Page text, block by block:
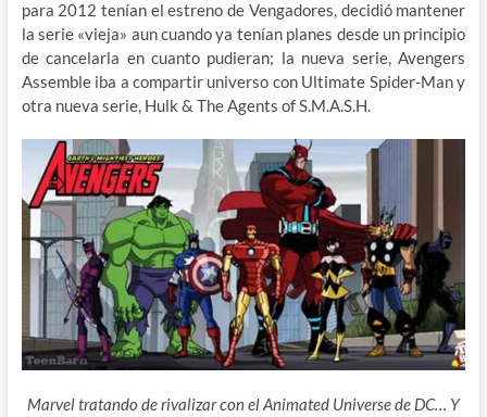
para 2012 tenían el estreno de Vengadores, decidió mantener
la serie «vieja» aun cuando ya tenían planes desde un principio
de cancelarla en cuanto pudieran; la nueva serie, Avengers
Assemble iba a compartir universo con Ultimate Spider-Man y
otra nueva serie, Hulk & The Agents of S.M.A.S.H.
Marvel tratando de rivalizar con el Animated Universe de DC… Y